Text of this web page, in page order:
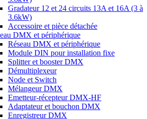
Gradateur 12 et 24 circuits 13A et 16A (3 à
3.6kW)
Accessoire et pièce détachée
DMX et périphérique
Réseau DMX et périphérique
Module DIN pour installation fixe
Splitter et booster DMX
Démultiplexeur
Node et Switch
Mélangeur DMX
Emetteur-récepteur DMX-HF
Adaptateur et bouchon DMX
Enregistreur DMX